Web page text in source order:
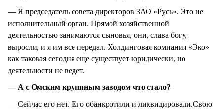
— Я председатель совета директоров ЗАО «Русь». Это не
исполнительный орган. Прямой хозяйственной
деятельностью занимаются сыновья, они, слава богу,
выросли, и я им все передал. Холдинговая компания «Эко»
как таковая сегодня еще существует юридически, но
деятельности не ведет.
— А с Омским крупяным заводом что стало?
— Сейчас его нет. Его обанкротили и ликвидировали.Свою